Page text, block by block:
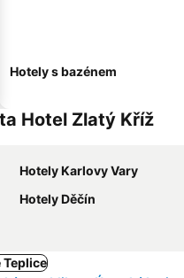
Hotely s bazénem
Hotel Zlatý Kříž
Hotely Karlovy Vary
Hotely Děčín